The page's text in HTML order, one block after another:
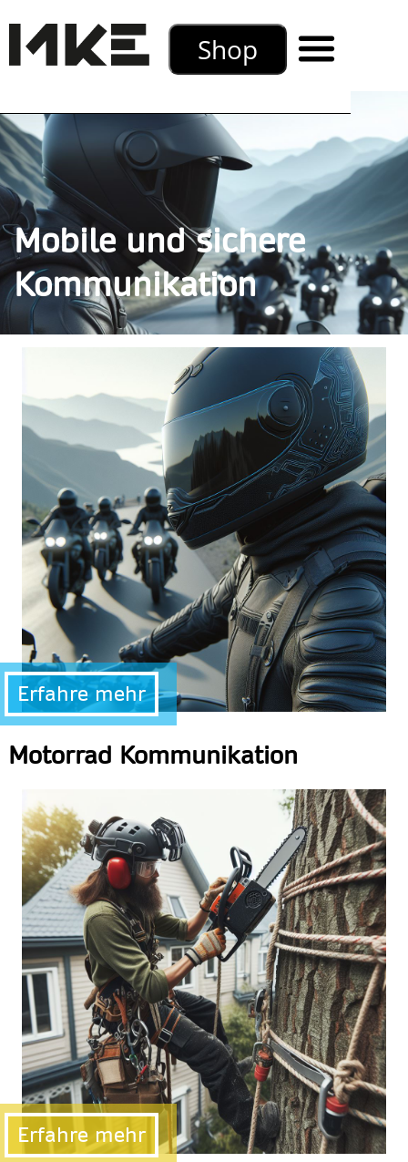
Shop
Mobile und sichere
Kommunikation
Erfahre mehr
Motorrad Kommunikation
Erfahre mehr